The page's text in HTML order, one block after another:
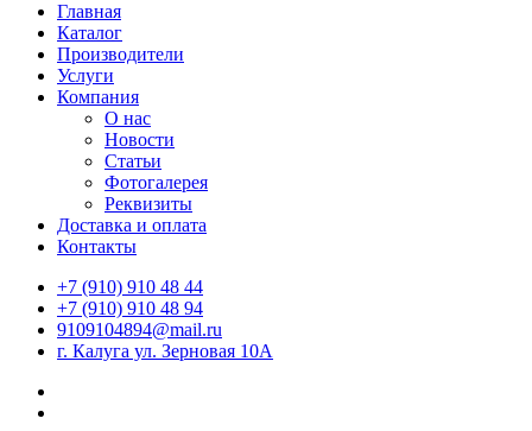
Главная
Каталог
Производители
Услуги
Компания
О нас
Новости
Статьи
Фотогалерея
Реквизиты
Доставка и оплата
Контакты
+7 (910) 910 48 44
+7 (910) 910 48 94
9109104894@mail.ru
г. Калуга ул. Зерновая 10А